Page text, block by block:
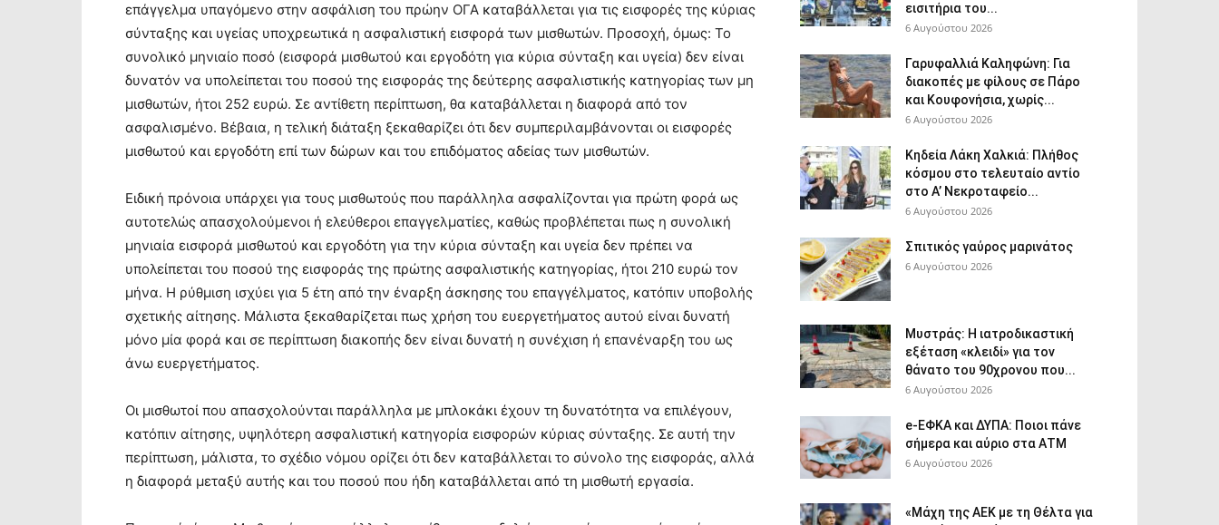
επάγγελμα υπαγόμενο στην ασφάλιση του πρώην ΟΓΑ καταβάλλεται για τις εισφορές της κύριας
σύνταξης και υγείας υποχρεωτικά η ασφαλιστική εισφορά των μισθωτών. Προσοχή, όμως: Το
συνολικό μηνιαίο ποσό (εισφορά μισθωτού και εργοδότη για κύρια σύνταξη και υγεία) δεν είναι
δυνατόν να υπολείπεται του ποσού της εισφοράς της δεύτερης ασφαλιστικής κατηγορίας των μη
μισθωτών, ήτοι 252 ευρώ. Σε αντίθετη περίπτωση, θα καταβάλλεται η διαφορά από τον
ασφαλισμένο. Βέβαια, η τελική διάταξη ξεκαθαρίζει ότι δεν συμπεριλαμβάνονται οι εισφορές
μισθωτού και εργοδότη επί των δώρων και του επιδόματος αδείας των μισθωτών.
Ειδική πρόνοια υπάρχει για τους μισθωτούς που παράλληλα ασφαλίζονται για πρώτη φορά ως
αυτοτελώς απασχολούμενοι ή ελεύθεροι επαγγελματίες, καθώς προβλέπεται πως η συνολική
μηνιαία εισφορά μισθωτού και εργοδότη για την κύρια σύνταξη και υγεία δεν πρέπει να
υπολείπεται του ποσού της εισφοράς της πρώτης ασφαλιστικής κατηγορίας, ήτοι 210 ευρώ τον
μήνα. Η ρύθμιση ισχύει για 5 έτη από την έναρξη άσκησης του επαγγέλματος, κατόπιν υποβολής
σχετικής αίτησης. Μάλιστα ξεκαθαρίζεται πως χρήση του ευεργετήματος αυτού είναι δυνατή
μόνο μία φορά και σε περίπτωση διακοπής δεν είναι δυνατή η συνέχιση ή επανέναρξη του ως
άνω ευεργετήματος.
Οι μισθωτοί που απασχολούνται παράλληλα με μπλοκάκι έχουν τη δυνατότητα να επιλέγουν,
κατόπιν αίτησης, υψηλότερη ασφαλιστική κατηγορία εισφορών κύριας σύνταξης. Σε αυτή την
περίπτωση, μάλιστα, το σχέδιο νόμου ορίζει ότι δεν καταβάλλεται το σύνολο της εισφοράς, αλλά
η διαφορά μεταξύ αυτής και του ποσού που ήδη καταβάλλεται από τη μισθωτή εργασία.
εισιτήρια του...
6 Αυγούστου 2026
Γαρυφαλλιά Καληφώνη: Για
διακοπές με φίλους σε Πάρο
και Κουφονήσια, χωρίς...
6 Αυγούστου 2026
Κηδεία Λάκη Χαλκιά: Πλήθος
κόσμου στο τελευταίο αντίο
στο Α’ Νεκροταφείο...
6 Αυγούστου 2026
Σπιτικός γαύρος μαρινάτος
6 Αυγούστου 2026
Μυστράς: Η ιατροδικαστική
εξέταση «κλειδί» για τον
θάνατο του 90χρονου που...
6 Αυγούστου 2026
e-ΕΦΚΑ και ΔΥΠΑ: Ποιοι πάνε
σήμερα και αύριο στα ΑΤΜ
6 Αυγούστου 2026
«Μάχη της ΑΕΚ με τη Θέλτα για